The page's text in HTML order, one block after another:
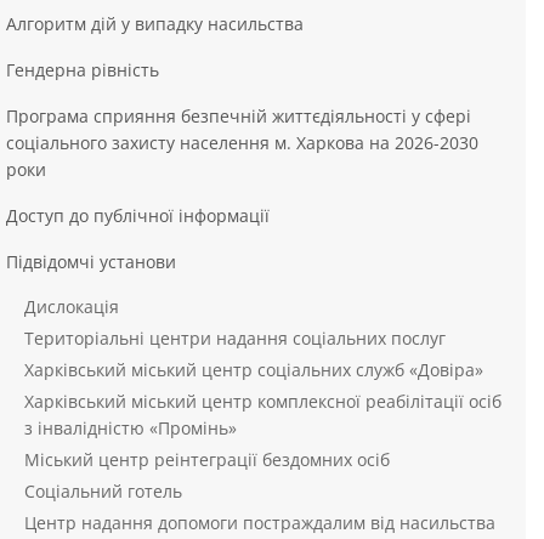
Алгоритм дій у випадку насильства
Гендерна рівність
Програма сприяння безпечній життєдіяльності у сфері
соціального захисту населення м. Харкова на 2026-2030
роки
Доступ до публічної інформації
Підвідомчі установи
Дислокація
Територіальні центри надання соціальних послуг
Харківський міський центр соціальних служб «Довіра»
Харківський міський центр комплексної реабілітації осіб
з інвалідністю «Промінь»
Міський центр реінтеграції бездомних осіб
Соціальний готель
Центр надання допомоги постраждалим від насильства